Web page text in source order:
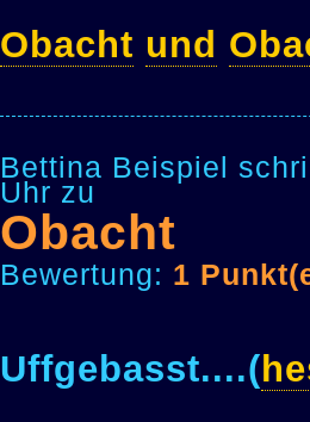
Obacht und
Bettina Beispiel
Uhr zu
Obacht
Bewertung: 1
Uffgebasst....(